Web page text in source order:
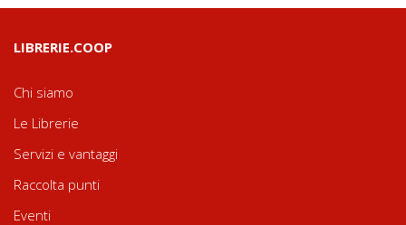
LIBRERIE.COOP
Chi siamo
Le Librerie
Servizi e vantaggi
Raccolta punti
Eventi